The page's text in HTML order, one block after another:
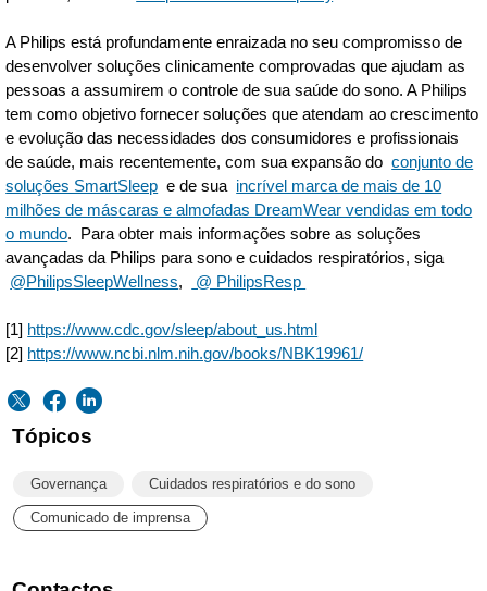
A Philips está profundamente enraizada no seu compromisso de
desenvolver soluções clinicamente comprovadas que ajudam as
pessoas a assumirem o controle de sua saúde do sono. A Philips
tem como objetivo fornecer soluções que atendam ao crescimento
e evolução das necessidades dos consumidores e profissionais
de saúde, mais recentemente, com sua expansão doconjunto de
soluções SmartSleep e de sua incrível marca de mais de 10
milhões de máscaras e almofadas DreamWear vendidas em todo
o mundo. Para obter mais informações sobre as soluções
avançadas da Philips para sono e cuidados respiratórios, siga
@PhilipsSleepWellness, @ PhilipsResp
[1] https://www.cdc.gov/sleep/about_us.html
[2] https://www.ncbi.nlm.nih.gov/books/NBK19961/
Tópicos
Governança Cuidados respiratórios e do sono
Comunicado de imprensa